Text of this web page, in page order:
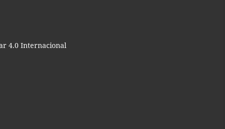
4.0 Internacional